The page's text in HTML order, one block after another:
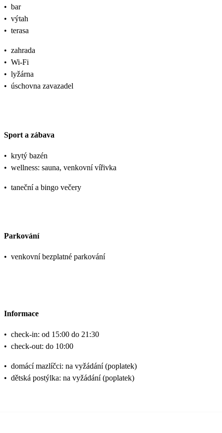
• bar
• výtah
• terasa
• zahrada
• Wi-Fi
• lyžárna
• úschovna zavazadel
Sport a zábava
• krytý bazén
• wellness: sauna, venkovní vířivka
• taneční a bingo večery
Parkování
• venkovní bezplatné parkování
Informace
• check-in: od 15:00 do 21:30
• check-out: do 10:00
• domácí mazlíčci: na vyžádání (poplatek)
• dětská postýlka: na vyžádání (poplatek)